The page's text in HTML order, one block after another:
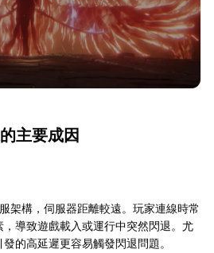
主要成因
架構，伺服器距離較遠。玩家連線時常
導致遊戲載入或運行中突然閃退。尤
的高延遲更容易觸發閃退問題。